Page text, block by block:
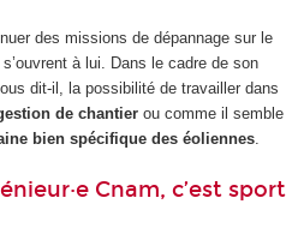
des missions de dépannage sur le
à lui. Dans le cadre de son
dit-il, la possibilité de travailler dans
de chantierou comme il semble
bien spécifique des éoliennes.
Cnam, c’est sport